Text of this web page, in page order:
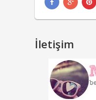
İletişim